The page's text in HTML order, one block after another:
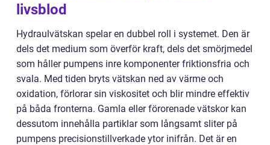
livsblod
Hydraulvätskan spelar en dubbel roll i systemet. Den är
dels det medium som överför kraft, dels det smörjmedel
som håller pumpens inre komponenter friktionsfria och
svala. Med tiden bryts vätskan ned av värme och
oxidation, förlorar sin viskositet och blir mindre effektiv
på båda fronterna. Gamla eller förorenade vätskor kan
dessutom innehålla partiklar som långsamt sliter på
pumpens precisionstillverkade ytor inifrån. Det är en